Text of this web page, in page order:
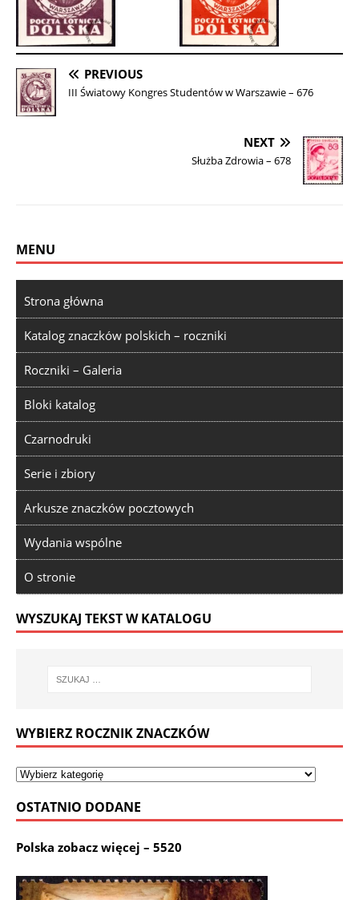
PREVIOUS
III Światowy Kongres Studentów w Warszawie – 676
NEXT
Służba Zdrowia – 678
MENU
Strona główna
Katalog znaczków polskich – roczniki
Roczniki – Galeria
Bloki katalog
Czarnodruki
Serie i zbiory
Arkusze znaczków pocztowych
Wydania wspólne
O stronie
WYSZUKAJ TEKST W KATALOGU
WYBIERZ ROCZNIK ZNACZKÓW
OSTATNIO DODANE
Polska zobacz więcej – 5520